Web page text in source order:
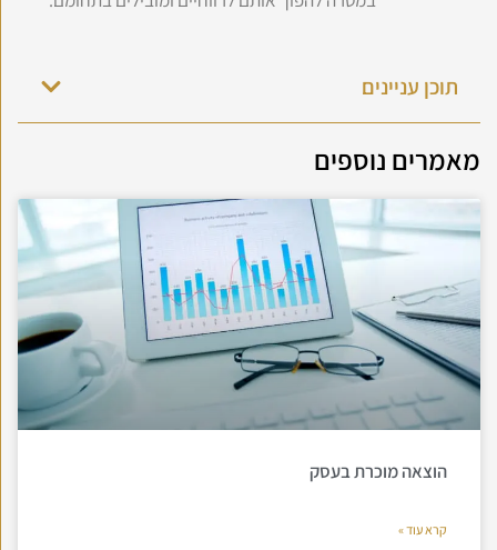
תוכן עניינים
מאמרים נוספים
הוצאה מוכרת בעסק
קרא עוד »